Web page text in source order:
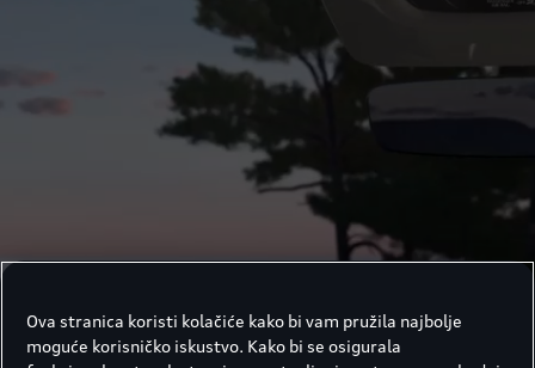
Ova stranica koristi kolačiće kako bi vam pružila najbolje
moguće korisničko iskustvo. Kako bi se osigurala